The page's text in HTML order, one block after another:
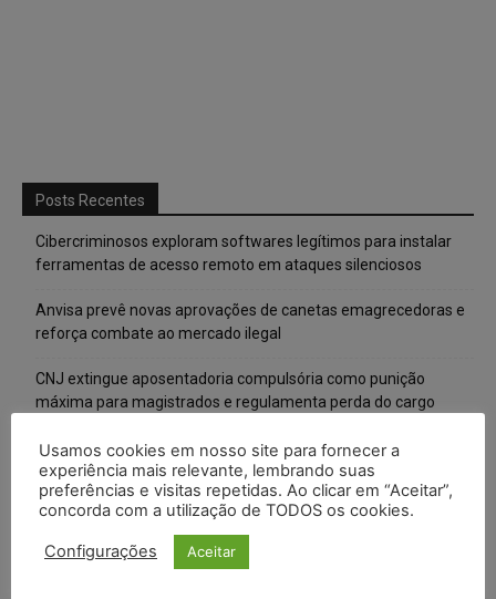
Posts Recentes
Cibercriminosos exploram softwares legítimos para instalar
ferramentas de acesso remoto em ataques silenciosos
Anvisa prevê novas aprovações de canetas emagrecedoras e
reforça combate ao mercado ilegal
CNJ extingue aposentadoria compulsória como punição
máxima para magistrados e regulamenta perda do cargo
Justiça de SP rejeita ação da família de Alexandre de Moraes
contra senador Alessandro Vieira
Conselho Nacional de Justiça determina afastamento da juíza
Gabriela Hardt por dois anos
Usamos cookies em nosso site para fornecer a
experiência mais relevante, lembrando suas
preferências e visitas repetidas. Ao clicar em “Aceitar”,
concorda com a utilização de TODOS os cookies.
Configurações Aceitar